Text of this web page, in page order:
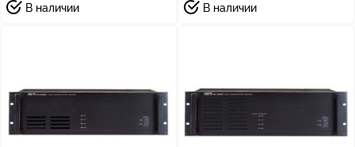
В наличии В наличии